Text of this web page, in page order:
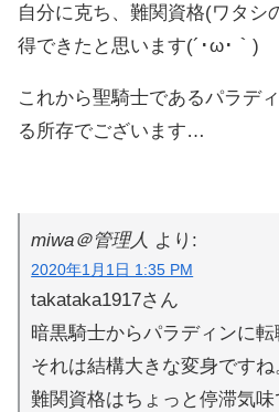
自分に克ち、難関資格(ワタシ
得できたと思います(´･ω･｀)
これから聖騎士であるパラデ
る所存でございます…
miwa＠管理人 より:
2020年1月1日 1:35 PM
takataka1917さん
暗黒騎士からパラディンに転
それは結構大きな変身ですね
難関資格はちょっと停滞気